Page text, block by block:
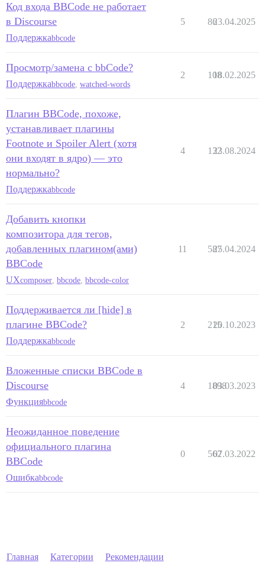
Код входа BBCode не работает
в Discourse
Поддержкаbbcode
5 8623.04.2025
Просмотр/замена с bbCode?
Поддержкаbbcode watched-words
2 108
18.02.2025
Плагин BBCode, похоже,
устанавливает плагины
Footnote и Spoiler Alert (хотя
они входят в ядро) — это
нормально?
Поддержкаbbcode
4 132
23.08.2024
Добавить кнопки
композитора для тегов,
добавленных плагином(ами)
BBCode
UXcomposer bbcode bbcode-color
11 587
25.04.2024
Поддерживается ли [hide] в
плагине BBCode?
Поддержкаbbcode
2 215
20.10.2023
Вложенные списки BBCode в
Discourse
Функцияbbcode
4 1898
03.03.2023
Неожиданное поведение
официального плагина
BBCode
Ошибкаbbcode
0 562
07.03.2022
Главная Категории Рекомендации